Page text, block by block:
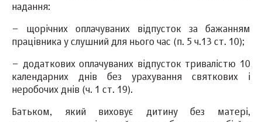
надання:
– щорічних оплачуваних відпусток за бажанням
працівника у слушний для нього час (п. 5 ч.13 ст. 10);
– додаткових оплачуваних відпусток тривалістю 10
календарних днів без урахування святкових і
неробочих днів (ч. 1 ст. 19).
Батьком, який виховує дитину без матері,